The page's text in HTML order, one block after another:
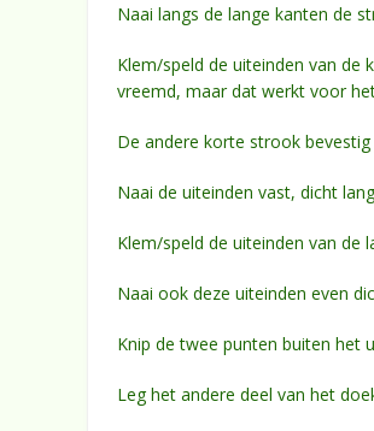
Naai langs de lange kanten de
Klem/speld de uiteinden van de
vreemd, maar dat werkt voor
De andere korte strook
Naai de uiteinden vast, dicht
Klem/speld de uiteinden van de
Naai ook deze uiteinden even
Knip de twee punten buiten het
Leg het andere deel van het